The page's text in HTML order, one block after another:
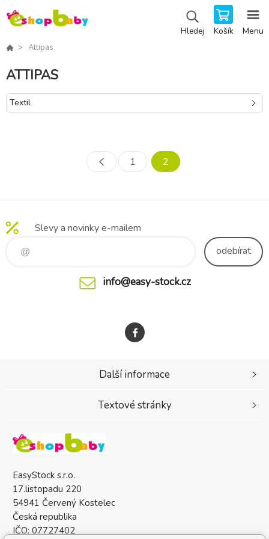
Hledej Košík Menu
Attipas
ATTIPAS
Textil
1 2
Slevy a novinky e-mailem
odebírat
info@easy-stock.cz
EasyStock s.r.o.
17.listopadu 220
54941 Červený Kostelec
Česká republika
IČO: 07727402
Další informace
Textové stránky